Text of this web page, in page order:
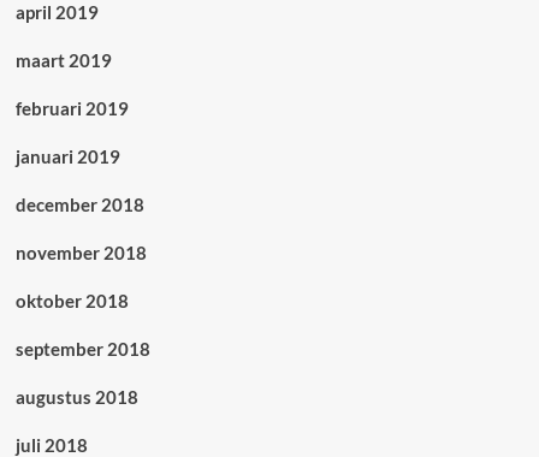
april 2019
maart 2019
februari 2019
januari 2019
december 2018
november 2018
oktober 2018
september 2018
augustus 2018
juli 2018